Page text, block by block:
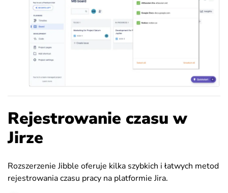
Rejestrowanie czasu w
Jirze
Rozszerzenie Jibble oferuje kilka szybkich i łatwych metod
rejestrowania czasu pracy na platformie Jira.